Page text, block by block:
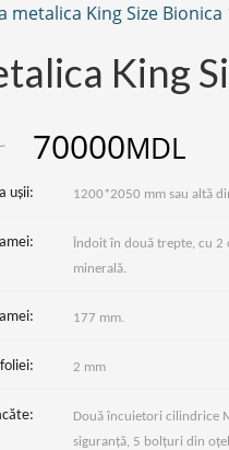
metalica King Size Bionica
King
70000MDL
ușii: 1200*2050 mm sau altă
Îndoit în două trepte, cu 2
minerală.
177 mm.
2 mm
Două încuietori cilindrice
siguranță, 5 bolțuri din